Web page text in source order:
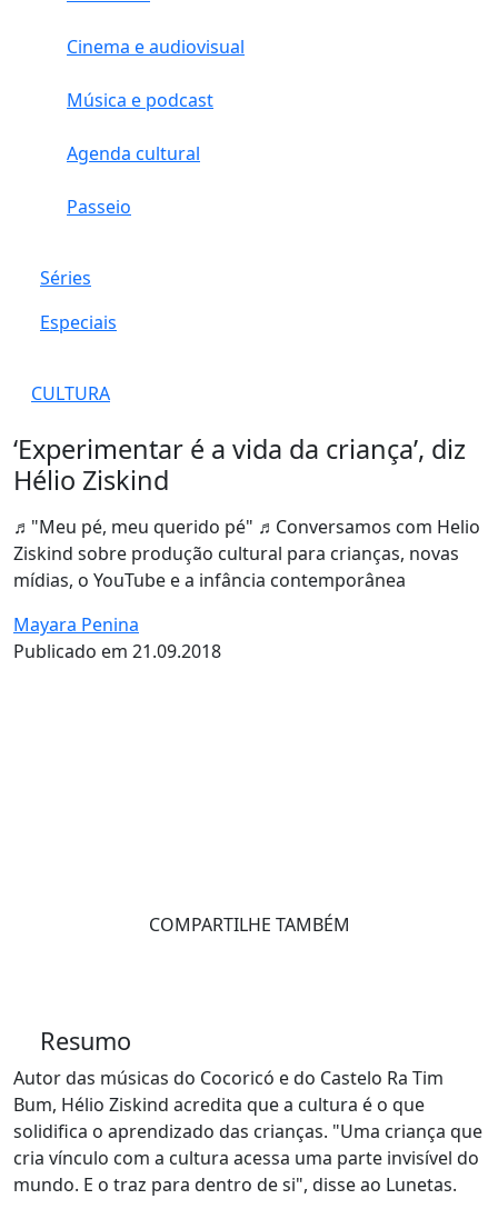
Cinema e audiovisual
Música e podcast
Agenda cultural
Passeio
Séries
Especiais
CULTURA
‘Experimentar é a vida da criança’, diz
Hélio Ziskind
♬"Meu pé, meu querido pé" ♬Conversamos com Helio
Ziskind sobre produção cultural para crianças, novas
mídias, o YouTube e a infância contemporânea
Mayara Penina
Publicado em 21.09.2018
COMPARTILHE TAMBÉM
Resumo
Autor das músicas do Cocoricó e do Castelo Ra Tim
Bum, Hélio Ziskind acredita que a cultura é o que
solidifica o aprendizado das crianças. "Uma criança que
cria vínculo com a cultura acessa uma parte invisível do
mundo. E o traz para dentro de si", disse ao Lunetas.